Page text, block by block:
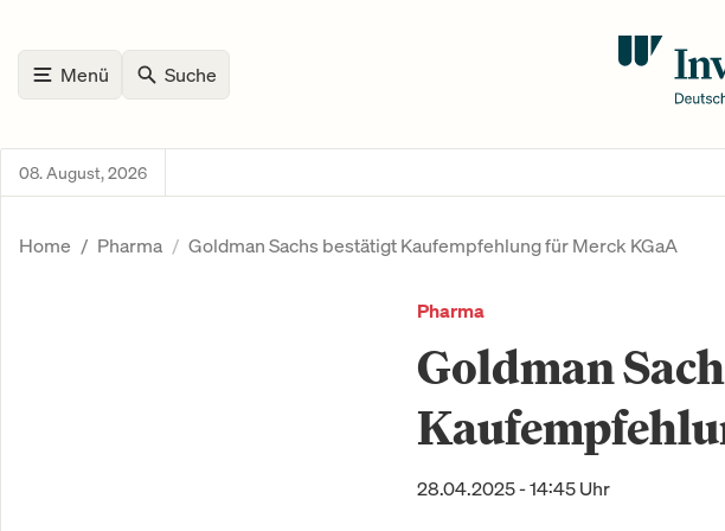
Menü Suche
08. August, 2026
Home Pharma Goldman Sachs bestätigt Kaufempfehlung für Merck KGaA
Pharma
Goldman
28.04.2025 - 14:45 Uhr